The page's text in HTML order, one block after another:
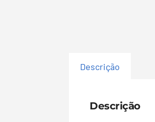
Descrição
Descrição